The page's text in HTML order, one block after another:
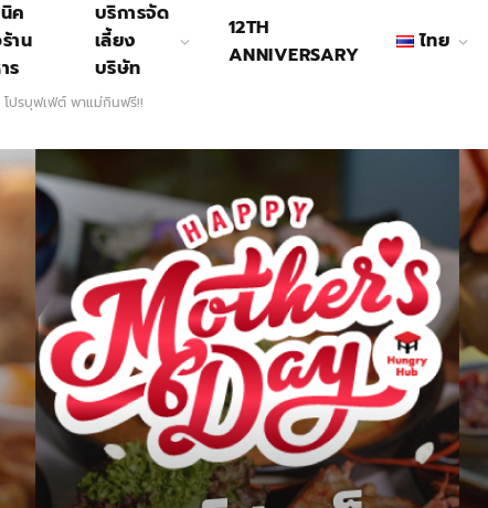
ค
าน
ร
บริการจัด
เลี้ยง
บริษัท
12TH
ANNIVERSARY
ไทย
โปรบุฟเฟ่ต์ พาแม่กินฟรี!!